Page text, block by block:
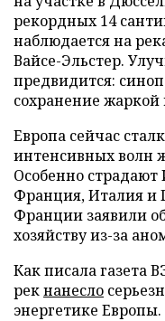
рекордных 14
наблюдается на
Вайсе-Эльстер.
предвидится:
сохранение жаркой
Европа сейчас
интенсивных волн
Особенно страдают
Франция, Италия и
Франции заявили
хозяйству из-за
Как писала газета
рекнанесло
энергетике Европы.